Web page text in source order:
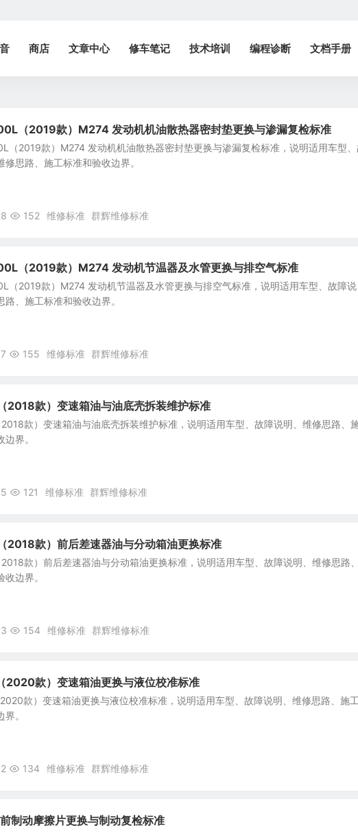
商店 文章中心 修车笔记 技术培训 编程诊断 文档手册
（2019款）M274 发动机机油散热器密封垫更换与渗漏复检标准
（2019款）M274 发动机机油散热器密封垫更换与渗漏复检标准，说明适用车型
修思路、施工标准和验收边界。
152 维修标准 群辉维修标准
（2019款）M274 发动机节温器及水管更换与排空气标准
（2019款）M274 发动机节温器及水管更换与排空气标准，说明适用车型、故障说
路、施工标准和验收边界。
155 维修标准 群辉维修标准
2018款）变速箱油与油底壳拆装维护标准
款）变速箱油与油底壳拆装维护标准，说明适用车型、故障说明、维修思路、
界。
121 维修标准 群辉维修标准
2018款）前后差速器油与分动箱油更换标准
款）前后差速器油与分动箱油更换标准，说明适用车型、故障说明、维修思路
收边界。
154 维修标准 群辉维修标准
2020款）变速箱油更换与液位校准标准
款）变速箱油更换与液位校准标准，说明适用车型、故障说明、维修思路、施
。
134 维修标准 群辉维修标准
制动摩擦片更换与制动复检标准